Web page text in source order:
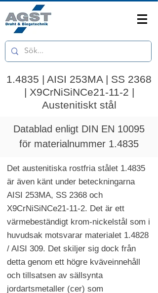
1.4835 | AISI 253MA | SS 2368
| X9CrNiSiNCe21-11-2 |
Austenitiskt stål
Datablad enligt DIN EN 10095
för materialnummer 1.4835
Det austenitiska rostfria stålet 1.4835
är även känt under beteckningarna
AISI 253MA, SS 2368 och
X9CrNiSiNCe21-11-2. Det är ett
värmebeständigt krom-nickelstål som i
huvudsak motsvarar materialet 1.4828
/ AISI 309. Det skiljer sig dock från
detta genom ett högre kväveinnehåll
och tillsatsen av sällsynta
jordartsmetaller (cer) som